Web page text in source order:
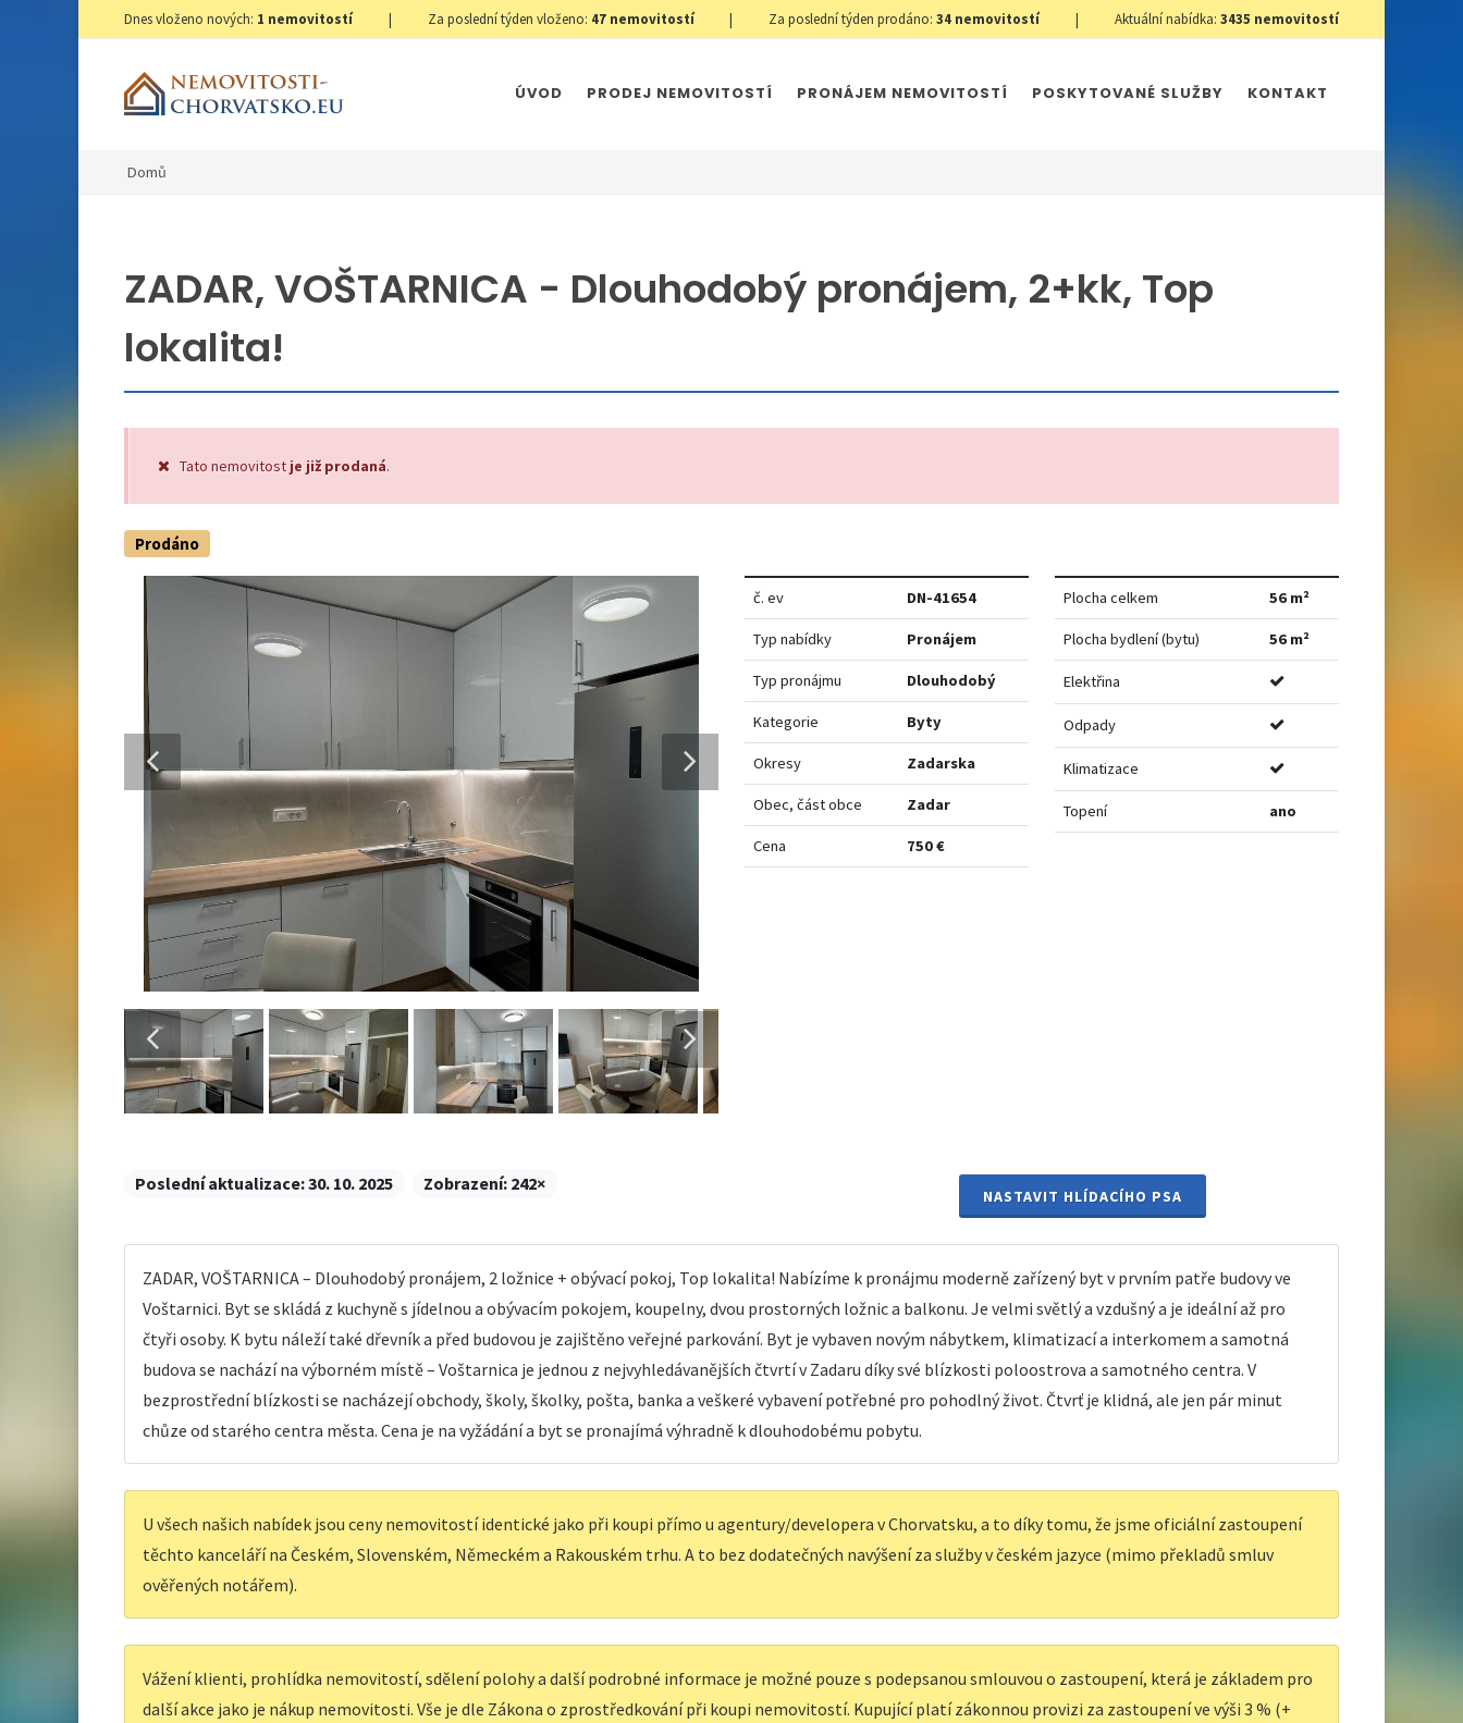
Dnes vloženo nových: 1 nemovitostí | Za poslední týden vloženo: 47 nemovitostí | Za poslední týden prodáno:34 nemovitostí | Aktuální nabídka: 3435 nemovitostí
ÚVOD PRODEJ NEMOVITOSTÍ PRONÁJEM NEMOVITOSTÍ POSKYTOVANÉ SLUŽBY KONTAKT
Domů
ZADAR, VOŠTARNICA - Dlouhodobý pronájem, 2+kk, Top
lokalita!
Tato nemovitost je již prodaná.
Prodáno
č. ev DN-41654
Typ nabídky Pronájem
Typ pronájmu Dlouhodobý
Kategorie Byty
Okresy Zadarska
Obec, část obce Zadar
Cena 750 €
Plocha celkem 56 m²
Plocha bydlení (bytu) 56 m²
Elektřina
Odpady
Klimatizace
Topení ano
Poslední aktualizace:30. 10. 2025 Zobrazení: 242×
NASTAVIT HLÍDACÍHO PSA
ZADAR, VOŠTARNICA – Dlouhodobý pronájem, 2 ložnice + obývací pokoj, Top lokalita! Nabízíme k pronájmu moderně zařízený byt v prvním patře budovy ve
Voštarnici. Byt se skládá z kuchyně s jídelnou a obývacím pokojem, koupelny, dvou prostorných ložnic a balkonu. Je velmi světlý a vzdušný a je ideální až pro
čtyři osoby. K bytu náleží také dřevník a před budovou je zajištěno veřejné parkování. Byt je vybaven novým nábytkem, klimatizací a interkomem a samotná
budova se nachází na výborném místě – Voštarnica je jednou z nejvyhledávanějších čtvrtí v Zadaru díky své blízkosti poloostrova a samotného centra. V
bezprostřední blízkosti se nacházejí obchody, školy, školky, pošta, banka a veškeré vybavení potřebné pro pohodlný život. Čtvrť je klidná, ale jen pár minut
chůze od starého centra města. Cena je na vyžádání a byt se pronajímá výhradně k dlouhodobému pobytu.
U všech našich nabídek jsou ceny nemovitostí identické jako při koupi přímo u agentury/developera v Chorvatsku, a to díky tomu, že jsme oficiální zastoupení
těchto kanceláří na Českém, Slovenském, Německém a Rakouském trhu. A to bez dodatečných navýšení za služby v českém jazyce (mimo překladů smluv
ověřených notářem).
Vážení klienti, prohlídka nemovitostí, sdělení polohy a další podrobné informace je možné pouze s podepsanou smlouvou o zastoupení, která je základem pro
další akce jako je nákup nemovitosti. Vše je dle Zákona o zprostředkování při koupi nemovitostí. Kupující platí zákonnou provizi za zastoupení ve výši 3 % (+